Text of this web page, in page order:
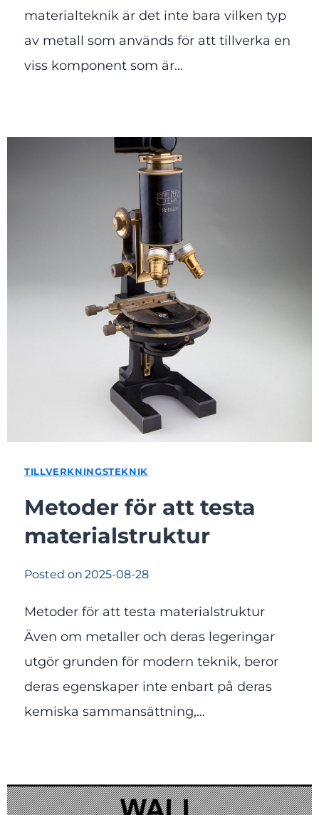
materialteknik är det inte bara vilken typ
av metall som används för att tillverka en
viss komponent som är…
TILLVERKNINGSTEKNIK
Metoder för att testa
materialstruktur
Posted on 2025-08-28
Metoder för att testa materialstruktur
Även om metaller och deras legeringar
utgör grunden för modern teknik, beror
deras egenskaper inte enbart på deras
kemiska sammansättning,…